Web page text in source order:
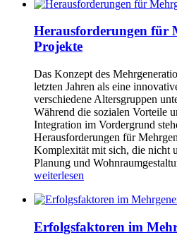
Herausforderungen für
Projekte
Das Konzept des
letzten Jahren als eine
verschiedene Altersgruppen
Während die sozialen Vorteile
Integration im Vordergrund
Herausforderungen für
Komplexität mit sich, die nicht
Planung und
weiterlesen
Erfolgsfaktoren im